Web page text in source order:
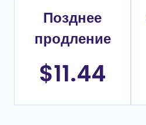
Позднее
продление
$11.44